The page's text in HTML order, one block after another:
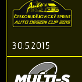
30.5.2015